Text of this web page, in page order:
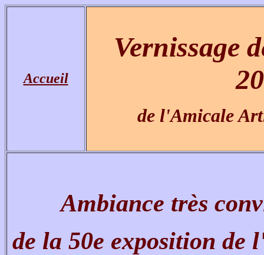
Accueil
Vernissage
de l'Amicale
Ambiance très
de la 50e exposition de